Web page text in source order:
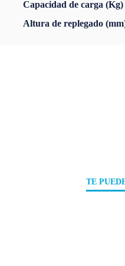
Capacidad de carga (Kg)
Altura de replegado
TE